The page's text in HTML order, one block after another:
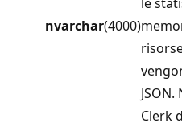
nvarchar(4000)
Clerk